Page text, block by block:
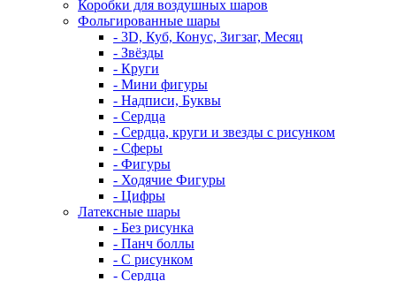
Коробки для воздушных шаров
Фольгированные шары
- 3D, Куб, Конус, Зигзаг, Месяц
- Звёзды
- Круги
- Мини фигуры
- Надписи, Буквы
- Сердца
- Сердца, круги и звезды с рисунком
- Сферы
- Фигуры
- Ходячие Фигуры
- Цифры
Латексные шары
- Без рисунка
- Панч боллы
- С рисунком
- Сердца